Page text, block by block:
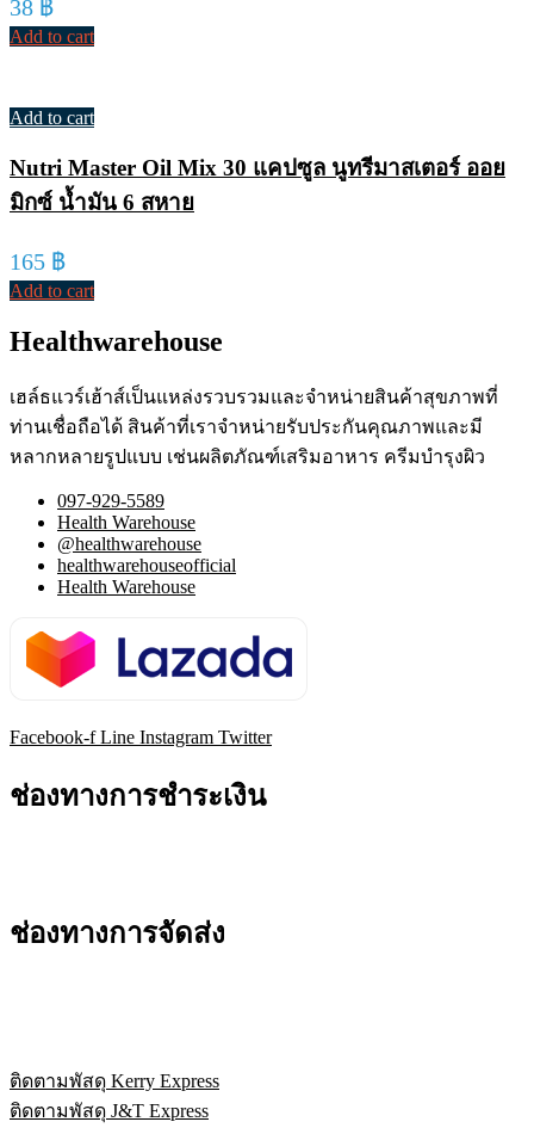
38 ฿
Add to cart
Add to cart
Nutri Master Oil Mix 30 แคปซูล นูทรีมาสเตอร์ ออย
มิกซ์ น้ำมัน 6 สหาย
165 ฿
Add to cart
Healthwarehouse
เฮล์ธแวร์เฮ้าส์เป็นแหล่งรวบรวมและจำหน่ายสินค้าสุขภาพที่
ท่านเชื่อถือได้ สินค้าที่เราจำหน่ายรับประกันคุณภาพและมี
หลากหลายรูปแบบ เช่นผลิตภัณฑ์เสริมอาหาร ครีมบำรุงผิว
097-929-5589
Health Warehouse
@healthwarehouse
healthwarehouseofficial
Health Warehouse
Facebook-f Line Instagram Twitter
ช่องทางการชำระเงิน
ช่องทางการจัดส่ง
ติดตามพัสดุ Kerry Express
ติดตามพัสดุ J&T Express